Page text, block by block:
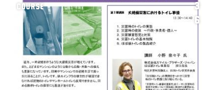
COURSE
3
6